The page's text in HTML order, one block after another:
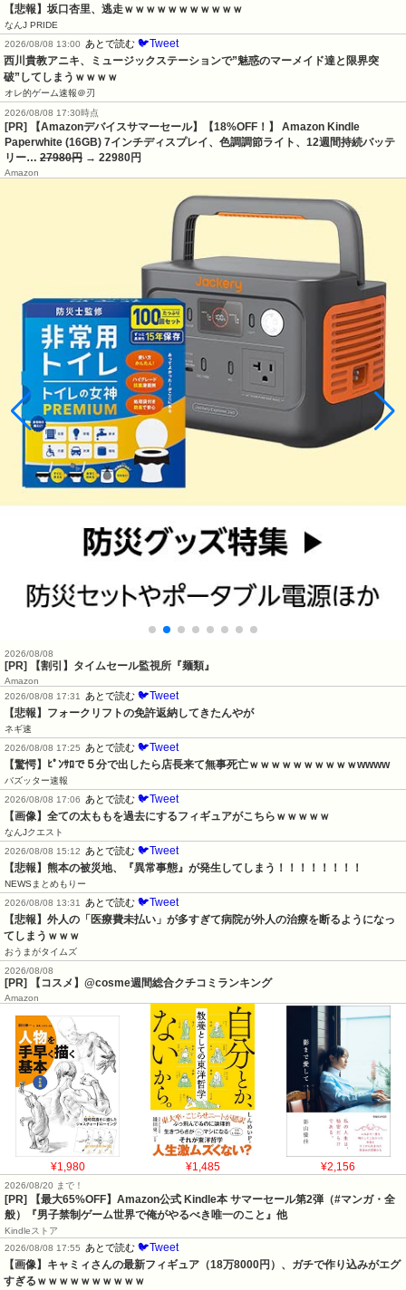
【悲報】坂口杏里、逃走ｗｗｗｗｗｗｗｗｗｗｗ
なんJ PRIDE
2026/08/08 13:00
あとで読む 🐦Tweet
西川貴教アニキ、ミュージックステーションで”魅惑のマーメイド達と限界突
破”してしまうｗｗｗｗ
オレ的ゲーム速報＠刃
2026/08/08 17:30時点
[PR] 【Amazonデバイスサマーセール】【18%OFF！】 Amazon Kindle
Paperwhite (16GB) 7インチディスプレイ、色調調節ライト、12週間持続バッテ
リー… 27980円 → 22980円
Amazon
2026/08/08
[PR] 【割引】タイムセール監視所『麺類』
Amazon
2026/08/08 17:31
あとで読む 🐦Tweet
【悲報】フォークリフトの免許返納してきたんやが
ネギ速
2026/08/08 17:25
あとで読む 🐦Tweet
【驚愕】ﾋﾟﾝｻﾛで５分で出したら店長来て無事死亡ｗｗｗｗｗｗｗｗｗｗwwww
バズッター速報
2026/08/08 17:06
あとで読む 🐦Tweet
【画像】全ての太ももを過去にするフィギュアがこちらｗｗｗｗｗ
なんJクエスト
2026/08/08 15:12
あとで読む 🐦Tweet
【悲報】熊本の被災地、『異常事態』が発生してしまう！！！！！！！！
NEWSまとめもりー
2026/08/08 13:31
あとで読む 🐦Tweet
【悲報】外人の「医療費未払い」が多すぎて病院が外人の治療を断るようになっ
てしまうｗｗｗ
おうまがタイムズ
2026/08/08
[PR] 【コスメ】@cosme週間総合クチコミランキング
Amazon
¥1,980 ¥1,485 ¥2,156
2026/08/20 まで！
[PR]
【最大65%OFF】Amazon公式 Kindle本 サマーセール第2弾（#マンガ・全
般）『男子禁制ゲーム世界で俺がやるべき唯一のこと』他
Kindleストア
2026/08/08 17:55
あとで読む 🐦Tweet
【画像】キャミィさんの最新フィギュア（18万8000円）、ガチで作り込みがエグ
すぎるｗｗｗｗｗｗｗｗｗｗ